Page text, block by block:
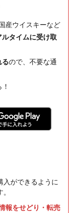
産ウイスキーなど
タイムに受け取
るので、不要な通
入ができるように
報をせどり・転売